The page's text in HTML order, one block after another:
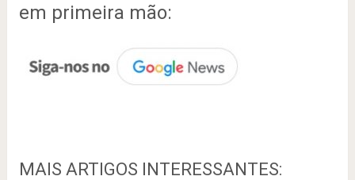
em primeira mão:
MAIS ARTIGOS INTERESSANTES: